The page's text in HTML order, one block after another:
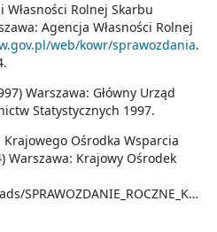
Rolnej Skarbu
Agencja Własności Rolnej
web/kowr/sprawozdania.
Warszawa: Główny Urząd
Statystycznych 1997.
Ośrodka Wsparcia
Warszawa: Krajowy Ośrodek